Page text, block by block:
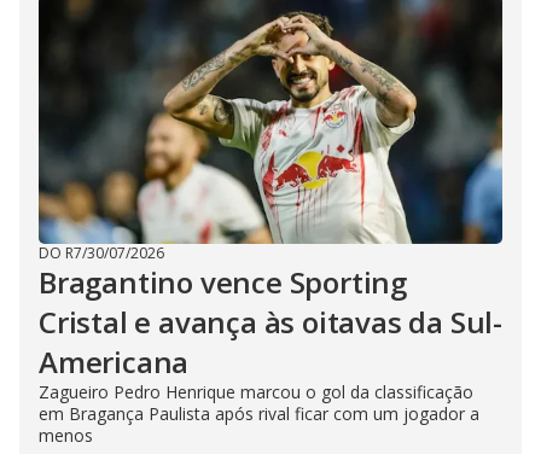
DO R7/30/07/2026
Bragantino vence Sporting
Cristal e avança às oitavas da Sul-
Americana
Zagueiro Pedro Henrique marcou o gol da classificação
em Bragança Paulista após rival ficar com um jogador a
menos